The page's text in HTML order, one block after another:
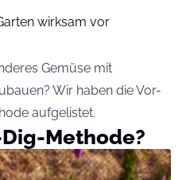
wirksam vor
Gemüse mit
Wir haben die Vor-
aufgelistet.
Methode?